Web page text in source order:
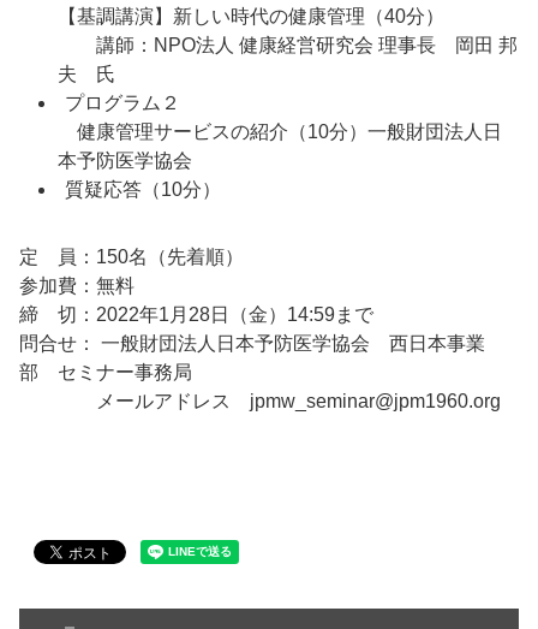
【基調講演】新しい時代の健康管理（40分）
講師：NPO法人 健康経営研究会 理事長 岡田 邦
夫 氏
プログラム２
健康管理サービスの紹介（10分）一般財団法人日
本予防医学協会
質疑応答（10分）
定 員：150名（先着順）
参加費：無料
締 切：2022年1月28日（金）14:59まで
問合せ： 一般財団法人日本予防医学協会 西日本事業
部 セミナー事務局
メールアドレス jpmw_seminar@jpm1960.org